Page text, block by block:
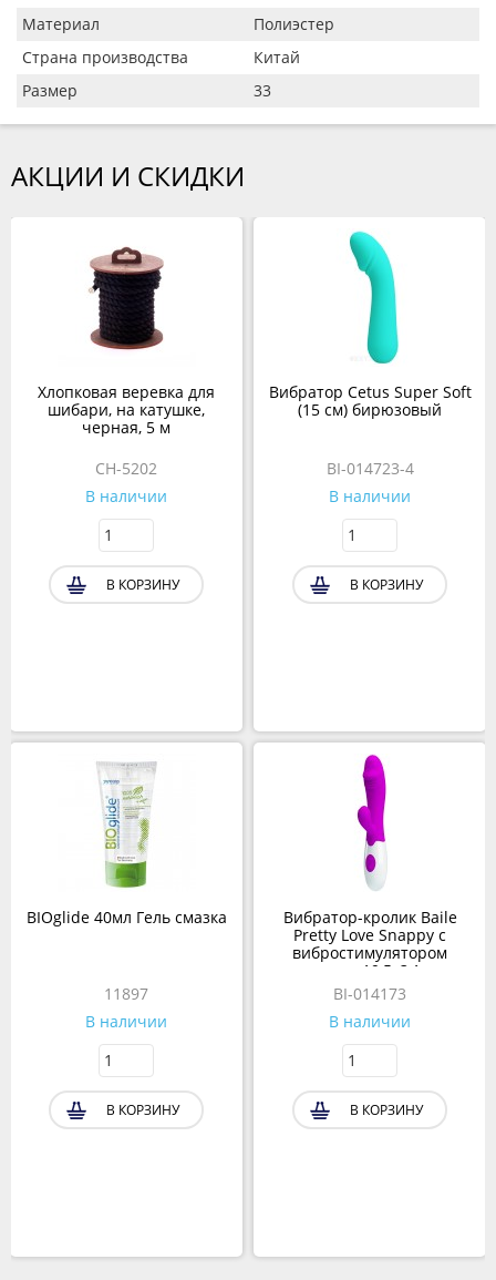
Материал
Полиэстер
Страна производства
Китай
Размер
33
АКЦИИ И СКИДКИ
Хлопковая веревка для
шибари, на катушке,
черная, 5 м
CH-5202
В наличии
В КОРЗИНУ
BIOglide 40мл Гель смазка
11897
В наличии
В КОРЗИНУ
Вибратор Cetus Super Soft
(15 см) бирюзовый
BI-014723-4
В наличии
В КОРЗИНУ
Вибратор-кролик Baile
Pretty Love Snappy с
вибростимулятором
клитора 19,5х3,1 см
BI-014173
В наличии
В КОРЗИНУ